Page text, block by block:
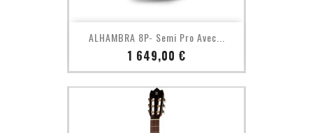
ALHAMBRA 8P- Semi Pro Avec...
Prix
1 649,00 €